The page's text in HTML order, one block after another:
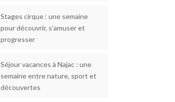
Stages cirque : une semaine
pour découvrir, s’amuser et
progresser
Séjour vacances à Najac : une
semaine entre nature, sport et
découvertes